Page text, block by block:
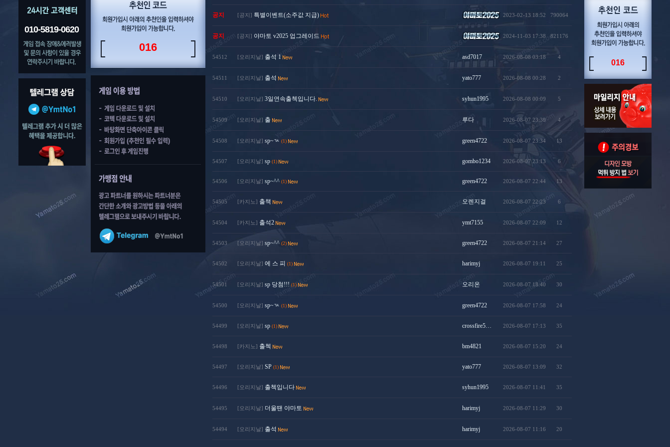
016
010-5819-0620
016
공지 [공지] 특별이벤트(소주값 지급) 2023-02-13 18:52 790064
공지 [공지] 야마토 v2025 업그레이드 2024-11-03 17:38 821176
54512 [오리지날] 출석 1 asd7017 2026-08-08 03:18 4
54511 [오리지날] 출석 yato777 2026-08-08 00:28 2
54510 [오리지날] 3일연속출첵입니다. syhun1995 2026-08-08 00:09 5
54509 [오리지날] 출 루다 2026-08-07 23:39 4
54508 [오리지날] sp~ㄳ (1) green4722 2026-08-07 23:34 13
54507 [오리지날] sp (1) gombo1234 2026-08-07 23:13 6
54506 [오리지날] sp~^^ (1) green4722 2026-08-07 22:44 13
54505 [카지노] 출책 오렌지걸 2026-08-07 22:23 6
54504 [카지노] 출석2 ymt7155 2026-08-07 22:09 12
54503 [오리지날] sp~^^ (2) green4722 2026-08-07 21:14 27
54502 [오리지날] 에 스 피 (1) harimyj 2026-08-07 19:11 25
54501 [오리지날] sp 당첨!!! (1) 오리온 2026-08-07 18:40 30
54500 [오리지날] sp~ㄳ (1) green4722 2026-08-07 17:58 24
54499 [오리지날] sp (1) crossfire5… 2026-08-07 17:13 35
54498 [카지노] 출첵 bm4821 2026-08-07 15:20 24
54497 [오리지날] SP (1) yato777 2026-08-07 13:09 32
54496 [오리지날] 출첵입니다 syhun1995 2026-08-07 11:41 35
54495 [오리지날] 더울땐 야마토 harimyj 2026-08-07 11:29 30
54494 [오리지날] 출석 harimyj 2026-08-07 11:16 20